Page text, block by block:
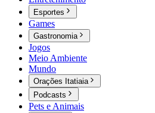
Esportes
Games
Gastronomia
Jogos
Meio Ambiente
Mundo
Orações Itatiaia
Podcasts
Pets e Animais